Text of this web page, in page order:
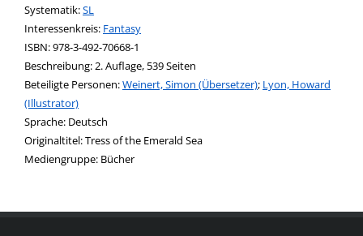
opens in new tab
Diesen Link in neuem Tab öffnen
Systematik:Suche nach dieser Systematik
SL
Interessenkreis: Suche nach diesem Interessenskreis
Fantasy
ISBN:978-3-492-70668-1
Beschreibung:2. Auflage, 539 Seiten
Beteiligte Personen:Suche nach dieser Beteiligten Person
Weinert, Simon (Übersetzer); Lyon, Howard
(Illustrator)
Sprache: Deutsch
Originaltitel:Tress of the Emerald Sea
Mediengruppe: Bücher